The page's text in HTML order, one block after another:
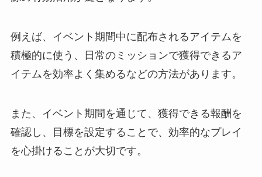
例えば、イベント期間中に配布されるアイテムを
積極的に使う、日常のミッションで獲得できるア
イテムを効率よく集めるなどの方法があります。
また、イベント期間を通じて、獲得できる報酬を
確認し、目標を設定することで、効率的なプレイ
を心掛けることが大切です。